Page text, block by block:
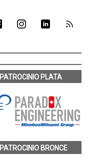
PATROCINIO PLATA
PATROCINIO BRONCE